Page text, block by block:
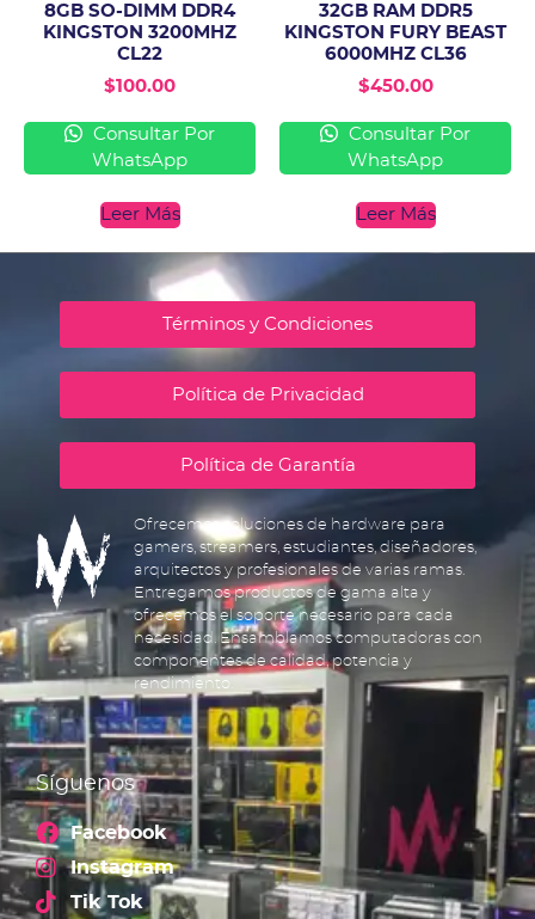
8GB SO-DIMM DDR4
KINGSTON 3200MHZ
CL22
$100.00
Consultar Por
WhatsApp
Leer Más
32GB RAM DDR5
KINGSTON FURY BEAST
6000MHZ CL36
$450.00
Consultar Por
WhatsApp
Leer Más
Términos y Condiciones
Política de Privacidad
Política de Garantía
Ofrecemos soluciones de hardware para
gamers, streamers, estudiantes, diseñadores,
arquitectos y profesionales de varias ramas.
Entregamos productos de gama alta y
ofrecemos el soporte necesario para cada
necesidad. Ensamblamos computadoras con
componentes de calidad, potencia y
rendimiento.
Síguenos
Facebook
Instagram
Tik Tok